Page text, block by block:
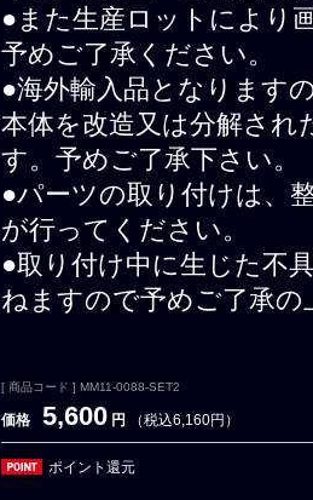
●また生産ロットにより
予めご了承ください。
●海外輸入品となります
本体を改造又は分解され
す。予めご了承下さい。
●パーツの取り付けは、
が行ってください。
●取り付け中に生じた不
ねますので予めご了承
[ 商品コード ] MM11-0088-SET2
価格 5,600 円 （税込6,160円）
ポイント還元